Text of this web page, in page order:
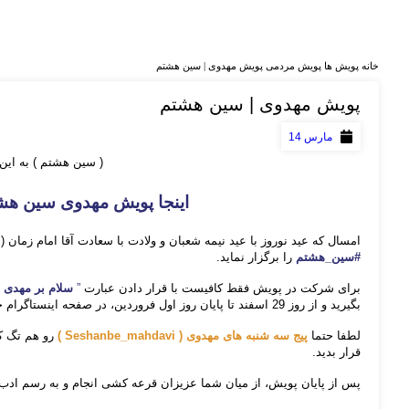
خانه پویش ها پویش مردمی پویش مهدوی | سین هشتم
پویش مهدوی | سین هشتم
مارس 14
( سین هشتم ) به
اینجا پویش مهدوی
امسال که عید نوروز با عید نیمه شعبان و ولادت با سعادت آقا امام
#سین_هشتم را برگزار نماید.
برای شرکت در پویش فقط کافیست با قرار دادن عبارت ” سلام بر مهدی
بگیرید و از روز 29 اسفند تا پایان روز اول فروردین، در صفحه اینستاگرام خود استوری کنید.
لطفا حتما پیج سه شنبه های مهدوی ( Seshanbe_mahdavi )
رو هم تگ
قرار بدید.
پس از پایان پویش، از میان شما عزیزان قرعه کشی انجام و به رسم